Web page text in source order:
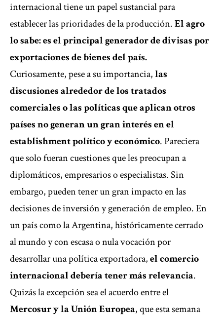
internacional tiene un papel sustancial para
establecer las prioridades de la producción.El agro
lo sabe: es el principal generador de divisas por
exportaciones de bienes del país.
Curiosamente, pese a su importancia,las
discusiones alrededor de los tratados
comerciales o las políticas que aplican otros
países no generan un gran interés en el
establishment político y económico. Pareciera
que solo fueran cuestiones que les preocupan a
diplomáticos, empresarios o especialistas. Sin
embargo, pueden tener un gran impacto en las
decisiones de inversión y generación de empleo. En
un país como la Argentina, históricamente cerrado
al mundo y con escasa o nula vocación por
desarrollar una política exportadora,el comercio
internacional debería tener más relevancia.
Quizás la excepción sea el acuerdo entre el
Mercosur y la Unión Europea, que esta semana